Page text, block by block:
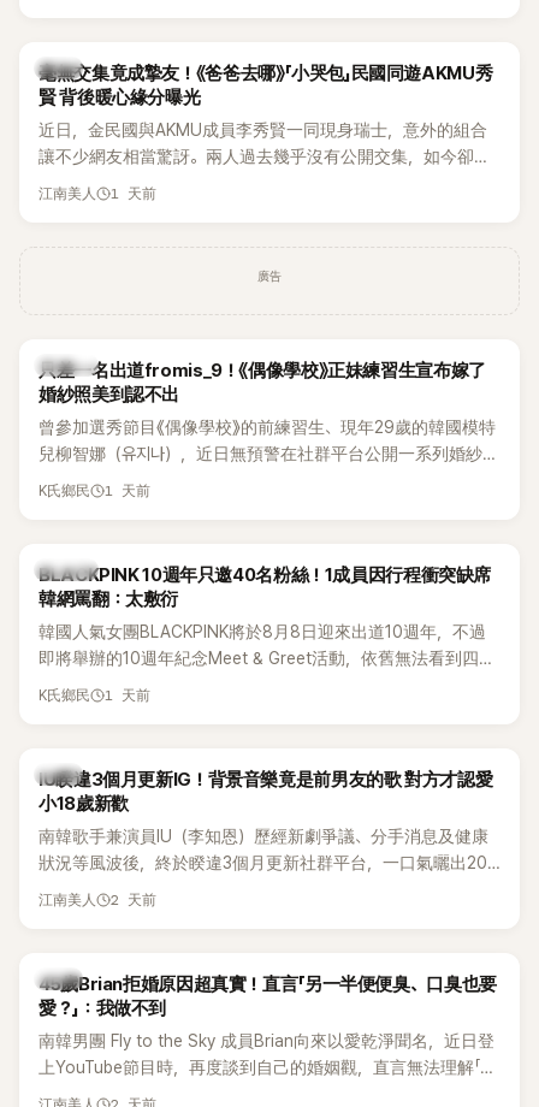
韓星
毫無交集竟成摯友！《爸爸去哪》「小哭包」民國同遊AKMU秀
賢 背後暖心緣分曝光
近日，金民國與AKMU成員李秀賢一同現身瑞士，意外的組合
讓不少網友相當驚訝。兩人過去幾乎沒有公開交集，如今卻一
起踏上瑞士之旅，也讓粉絲紛紛好奇：「他們到底是怎麼認識
江南美人 1 天前
廣告
K-POP
只差一名出道fromis_9！《偶像學校》正妹練習生宣布嫁了
婚紗照美到認不出
曾參加選秀節目《偶像學校》的前練習生、現年29歲的韓國模特
兒柳智娜（유지나），近日無預警在社群平台公開一系列婚紗
照，親自宣布即將步入婚姻，消息曝光後讓不少曾追看節目的
K氏鄉民 1 天前
K-POP
BLACKPINK 10週年只邀40名粉絲！1成員因行程衝突缺席
韓網罵翻：太敷衍
韓國人氣女團BLACKPINK將於8月8日迎來出道10週年，不過
即將舉辦的10週年紀念Meet & Greet活動，依舊無法看到四人
合體。根據韓媒《MyDaily》7日報導，當天將由Jisoo（智秀）、
K氏鄉民 1 天前
韓星
IU睽違3個月更新IG！背景音樂竟是前男友的歌 對方才認愛
小18歲新歡
南韓歌手兼演員IU（李知恩）歷經新劇爭議、分手消息及健康
狀況等風波後，終於睽違3個月更新社群平台，一口氣曬出20
張近況照，讓大批粉絲又驚又喜。不過，比起照片本身，更引
江南美人 2 天前
韓星
45歲Brian拒婚原因超真實！直言「另一半便便臭、口臭也要
愛？」：我做不到
南韓男團 Fly to the Sky 成員Brian向來以愛乾淨聞名，近日登
上YouTube節目時，再度談到自己的婚姻觀，直言無法理解「連
另一半的口臭、便便臭都要愛」這種說法，更大方表明自己是不